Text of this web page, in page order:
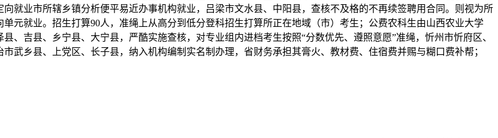
就业市所辖乡镇分析便平易近办事机构就业，吕梁市文水县、中阳县，查核不及格的不再续签聘用合同。则视为所
元就业。招生打算90人，准绳上从高分到低分登科招生打算所正在地域（市）考生；公费农科生由山西农业大学
、吉县、乡宁县、大宁县，严酷实施查核，对专业组内进档考生按照“分数优先、遵照意愿”准绳，忻州市忻府区、
武乡县、上党区、长子县，纳入机构编制实名制办理，省财务承担其膏火、教材费、住宿费并赐与糊口费补帮；